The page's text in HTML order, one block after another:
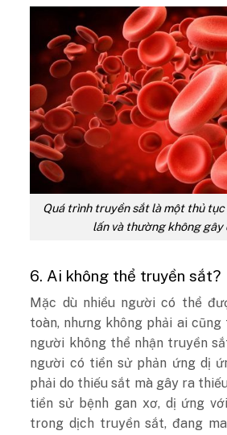
Quá trình truyền sắt là một thủ
lấn và thường không gây
6. Ai không thể truyền sắt?
Mặc dù nhiều người có thể
toàn, nhưng không phải ai
người không thể nhận truyền
người có tiền sử phản ứng dị
phải do thiếu sắt mà gây ra
tiền sử bệnh gan xơ, dị ứng
trong dịch truyền sắt, đang